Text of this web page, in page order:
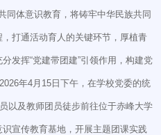
体意识教育，将铸牢中华民族共同
打通活动育人的关键环节，厚植青
发挥“党建带团建”引领作用，构建党
年4月15日下午，在学校党委的统
以及教师团员徒步前往位于赤峰大学
宣传教育基地，开展主题团课实践